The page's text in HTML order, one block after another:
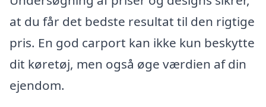
at du får det bedste resultat til den rigtige
pris. En god carport kan ikke kun beskytte
dit køretøj, men også øge værdien af din
ejendom.